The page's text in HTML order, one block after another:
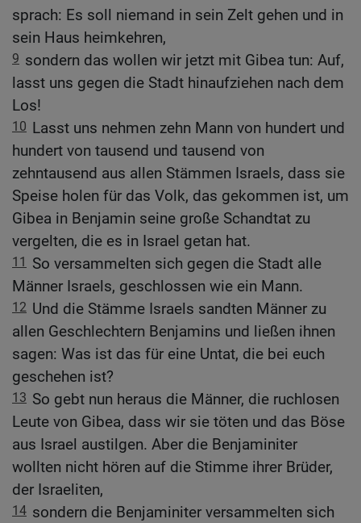
sprach: Es soll niemand in sein Zelt gehen und in
sein Haus heimkehren,
9 sondern das wollen wir jetzt mit Gibea tun: Auf,
lasst uns gegen die Stadt hinaufziehen nach dem
Los!
10 Lasst uns nehmen zehn Mann von hundert und
hundert von tausend und tausend von
zehntausend aus allen Stämmen Israels, dass sie
Speise holen für das Volk, das gekommen ist, um
Gibea in Benjamin seine große Schandtat zu
vergelten, die es in Israel getan hat.
11
So versammelten sich gegen die Stadt alle
Männer Israels, geschlossen wie ein Mann.
12 Und die Stämme Israels sandten Männer zu
allen Geschlechtern Benjamins und ließen ihnen
sagen: Was ist das für eine Untat, die bei euch
geschehen ist?
13 So gebt nun heraus die Männer, die ruchlosen
Leute von Gibea, dass wir sie töten und das Böse
aus Israel austilgen. Aber die Benjaminiter
wollten nicht hören auf die Stimme ihrer Brüder,
der Israeliten,
14 sondern die Benjaminiter versammelten sich